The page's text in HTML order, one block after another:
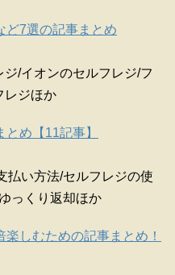
ど7選の記事まとめ
/イオンのセルフレジ/フ
レジほか
め【11記事】
払い方法/セルフレジの使
っくり返却ほか
楽しむための記事まとめ！